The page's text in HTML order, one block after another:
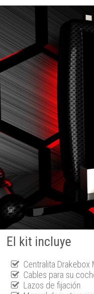
El kit incluye
Centralita Drakebox
Cables para su
Lazos de fijación